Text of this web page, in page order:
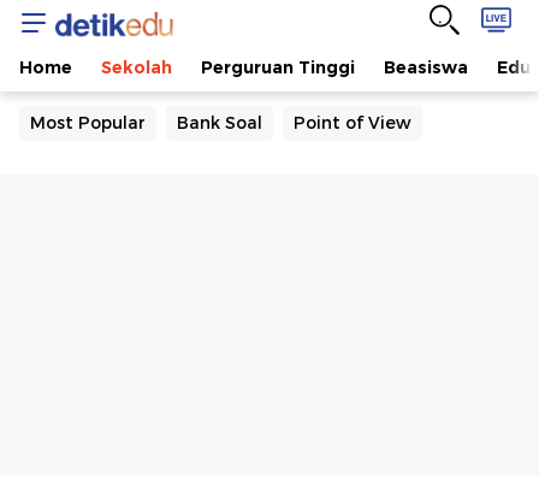
Home Sekolah Perguruan Tinggi Beasiswa
Most Popular Bank Soal Point of View